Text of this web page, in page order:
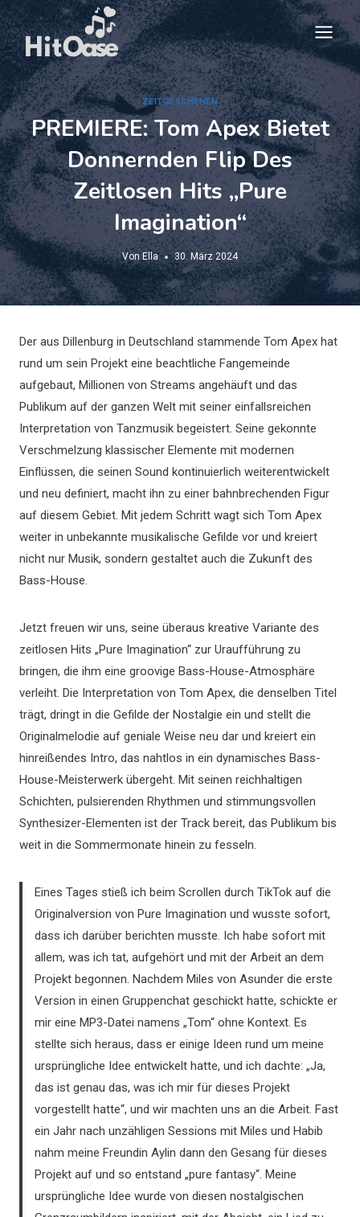
Zum
Inhalt
springen
ZEITGESCHEHEN
PREMIERE: Tom Apex Bietet
Donnernden Flip Des
Zeitlosen Hits „Pure
Imagination“
Von Ella 30. März 2024
Der aus Dillenburg in Deutschland stammende Tom Apex hat
rund um sein Projekt eine beachtliche Fangemeinde
aufgebaut, Millionen von Streams angehäuft und das
Publikum auf der ganzen Welt mit seiner einfallsreichen
Interpretation von Tanzmusik begeistert. Seine gekonnte
Verschmelzung klassischer Elemente mit modernen
Einflüssen, die seinen Sound kontinuierlich weiterentwickelt
und neu definiert, macht ihn zu einer bahnbrechenden Figur
auf diesem Gebiet. Mit jedem Schritt wagt sich Tom Apex
weiter in unbekannte musikalische Gefilde vor und kreiert
nicht nur Musik, sondern gestaltet auch die Zukunft des
Bass-House.
Jetzt freuen wir uns, seine überaus kreative Variante des
zeitlosen Hits „Pure Imagination“ zur Uraufführung zu
bringen, die ihm eine groovige Bass-House-Atmosphäre
verleiht. Die Interpretation von Tom Apex, die denselben Titel
trägt, dringt in die Gefilde der Nostalgie ein und stellt die
Originalmelodie auf geniale Weise neu dar und kreiert ein
hinreißendes Intro, das nahtlos in ein dynamisches Bass-
House-Meisterwerk übergeht. Mit seinen reichhaltigen
Schichten, pulsierenden Rhythmen und stimmungsvollen
Synthesizer-Elementen ist der Track bereit, das Publikum bis
weit in die Sommermonate hinein zu fesseln.
Eines Tages stieß ich beim Scrollen durch TikTok auf die
Originalversion von Pure Imagination und wusste sofort,
dass ich darüber berichten musste. Ich habe sofort mit
allem, was ich tat, aufgehört und mit der Arbeit an dem
Projekt begonnen. Nachdem Miles von Asunder die erste
Version in einen Gruppenchat geschickt hatte, schickte er
mir eine MP3-Datei namens „Tom“ ohne Kontext. Es
stellte sich heraus, dass er einige Ideen rund um meine
ursprüngliche Idee entwickelt hatte, und ich dachte: „Ja,
das ist genau das, was ich mir für dieses Projekt
vorgestellt hatte“, und wir machten uns an die Arbeit. Fast
ein Jahr nach unzähligen Sessions mit Miles und Habib
nahm meine Freundin Aylin dann den Gesang für dieses
Projekt auf und so entstand „pure fantasy“. Meine
ursprüngliche Idee wurde von diesen nostalgischen